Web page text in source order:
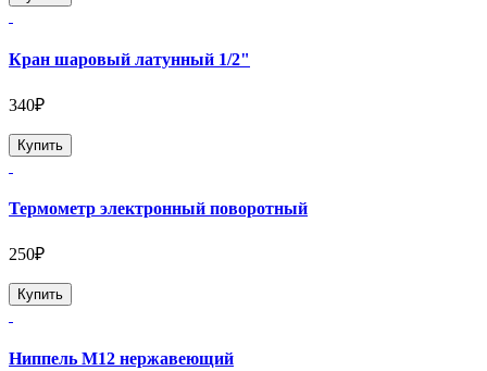
Кран шаровый латунный 1/2"
340₽
Купить
Термометр электронный поворотный
250₽
Купить
Ниппель М12 нержавеющий